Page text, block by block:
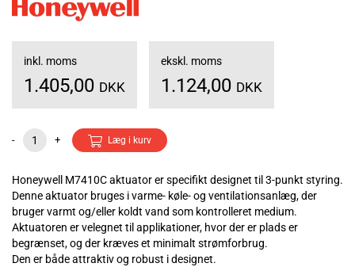
inkl. moms
1.405,00 DKK
ekskl. moms
1.124,00 DKK
- + Læg i kurv
Honeywell M7410C aktuator er specifikt designet til 3-punkt styring.
Denne aktuator bruges i varme- køle- og ventilationsanlæg, der
bruger varmt og/eller koldt vand som kontrolleret medium.
Aktuatoren er velegnet til applikationer, hvor der er plads er
begrænset, og der kræves et minimalt strømforbrug.
Den er både attraktiv og robust i designet.